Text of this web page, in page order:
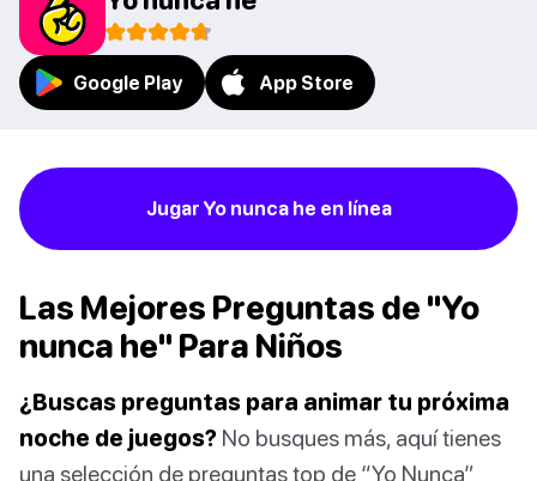
Google Play App Store
Jugar Yo nunca he en línea
Las Mejores Preguntas de "Yo
nunca he" Para Niños
¿Buscas preguntas para animar tu próxima
noche de juegos? No busques más, aquí tienes
una selección de preguntas top de “Yo Nunca”